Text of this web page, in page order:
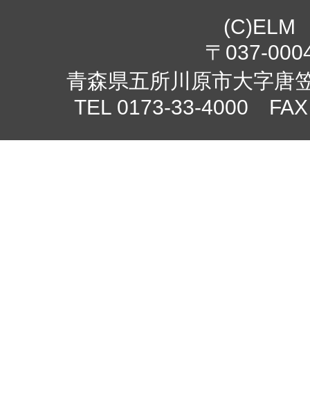
(C)ELM
〒037-
青森県五所川原市大字唐
TEL 0173-33-4000